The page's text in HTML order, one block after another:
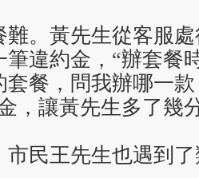
難。黃先生從客服
違約金，“辦套餐
套餐，問我辦哪一
，讓黃先生多了幾
市民王先生也遇到